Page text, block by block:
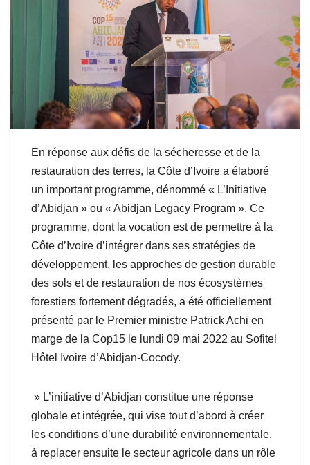
En réponse aux défis de la sécheresse et de la
restauration des terres, la Côte d’Ivoire a élaboré
un important programme, dénommé « L’Initiative
d’Abidjan » ou « Abidjan Legacy Program ». Ce
programme, dont la vocation est de permettre à la
Côte d’Ivoire d’intégrer dans ses stratégies de
développement, les approches de gestion durable
des sols et de restauration de nos écosystèmes
forestiers fortement dégradés, a été officiellement
présenté par le Premier ministre Patrick Achi en
marge de la Cop15 le lundi 09 mai 2022 au Sofitel
Hôtel Ivoire d’Abidjan-Cocody.
» L’initiative d’Abidjan constitue une réponse
globale et intégrée, qui vise tout d’abord à créer
les conditions d’une durabilité environnementale,
à replacer ensuite le secteur agricole dans un rôle